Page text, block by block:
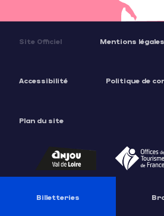
Site Officiel Mentions légales
Accessibilité Politique de
Plan du site
Billetteries